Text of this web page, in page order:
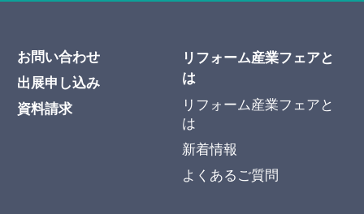
お問い合わせ
出展申し込み
資料請求
リフォーム産業フェアと
は
リフォーム産業フェアと
は
新着情報
よくあるご質問